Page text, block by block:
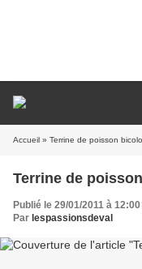
Accueil » Terrine de poisson
Terrine de
Publié le 29/01/2011 à 12:00
Par lespassionsdeval